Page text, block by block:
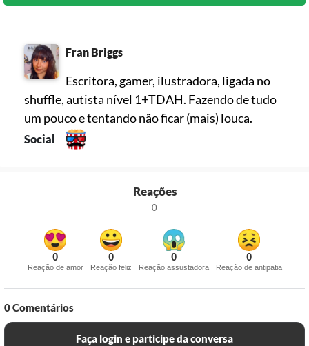
Fran Briggs
Escritora, gamer, ilustradora, ligada no
shuffle, autista nível 1+TDAH. Fazendo de tudo
um pouco e tentando não ficar (mais) louca.
Social
Reações
0
0
Reação de amor
0
Reação feliz
0
Reação assustadora
0
Reação de antipatia
0Comentários
Faça login e participe da conversa